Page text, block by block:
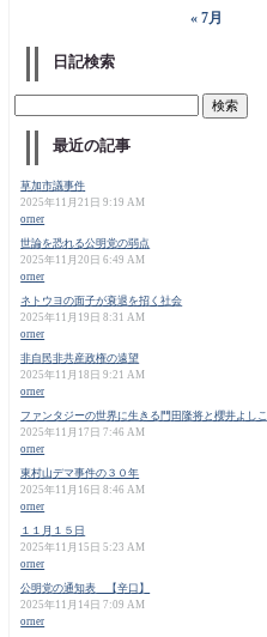
« 7月
日記検索
最近の記事
草加市議事件
2025年11月21日 9:19 AM
orner
世論を恐れる公明党の弱点
2025年11月20日 6:49 AM
orner
ネトウヨの面子が衰退を招く社会
2025年11月19日 8:31 AM
orner
非自民非共産政権の遠望
2025年11月18日 9:21 AM
orner
ファンタジーの世界に生きる門田隆将と櫻井よしこ
2025年11月17日 7:46 AM
orner
東村山デマ事件の３０年
2025年11月16日 8:46 AM
orner
１１月１５日
2025年11月15日 5:23 AM
orner
公明党の通知表 【辛口】
2025年11月14日 7:09 AM
orner